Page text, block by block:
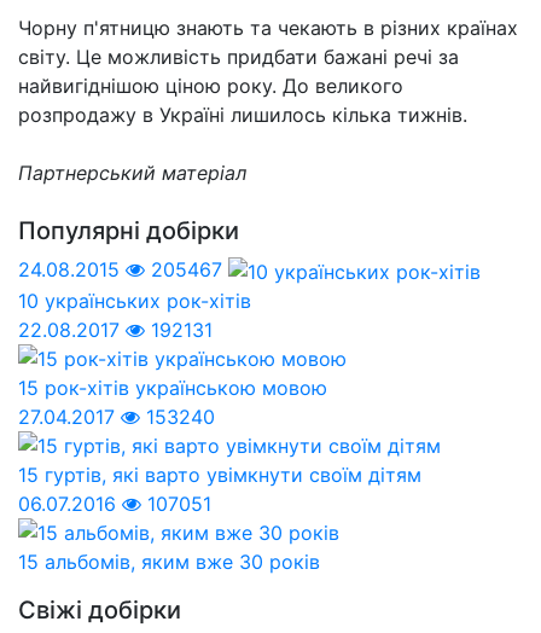
Чорну п'ятницю знають та чекають в різних країнах
світу. Це можливість придбати бажані речі за
найвигіднішою ціною року. До великого
розпродажу в Україні лишилось кілька тижнів.
Партнерський матеріал
Популярні добірки
24.08.2015
205467
10 українських рок-хітів
22.08.2017
192131
15 рок-хітів українською мовою
27.04.2017
153240
15 гуртів, які варто увімкнути своїм дітям
06.07.2016
107051
15 альбомів, яким вже 30 років
Свіжі добірки